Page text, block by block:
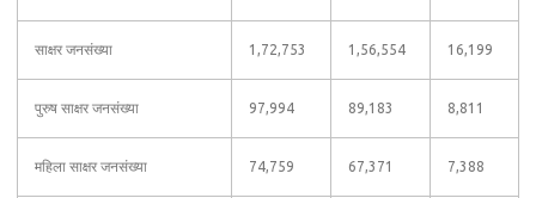
साक्षर जनसंख्या 1,72,753 1,56,554 16,199
पुरुष साक्षर जनसंख्या 97,994 89,183 8,811
महिला साक्षर जनसंख्या 74,759 67,371 7,388